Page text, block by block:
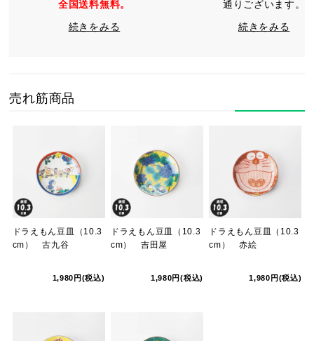
全国送料無料。
続きをみる
通りございます。
続きをみる
売れ筋商品
ドラえもん豆皿（10.3
cm） 古九谷
1,980円(税込)
ドラえもん豆皿（10.3
cm） 吉田屋
1,980円(税込)
ドラえもん豆皿（10.3
cm） 赤絵
1,980円(税込)